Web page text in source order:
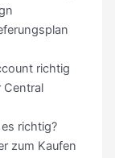
richtig
Central
richtig?
zum Kaufen